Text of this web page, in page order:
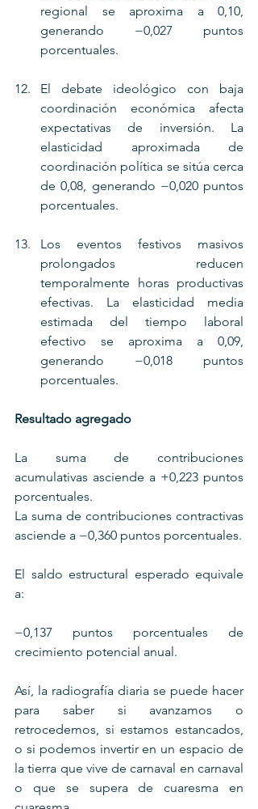
regional se aproxima a 0,10,
generando −0,027 puntos
porcentuales.
El debate ideológico con baja
coordinación económica afecta
expectativas de inversión. La
elasticidad aproximada de
coordinación política se sitúa cerca
de 0,08, generando −0,020 puntos
porcentuales.
Los eventos festivos masivos
prolongados reducen
temporalmente horas productivas
efectivas. La elasticidad media
estimada del tiempo laboral
efectivo se aproxima a 0,09,
generando −0,018 puntos
porcentuales.
Resultado agregado
La suma de contribuciones
acumulativas asciende a +0,223 puntos
porcentuales.
La suma de contribuciones contractivas
asciende a −0,360 puntos porcentuales.
El saldo estructural esperado equivale
a:
−0,137 puntos porcentuales de
crecimiento potencial anual.
Así, la radiografía diaria se puede hacer
para saber si avanzamos o
retrocedemos, si estamos estancados,
o si podemos invertir en un espacio de
la tierra que vive de carnaval en carnaval
o que se supera de cuaresma en